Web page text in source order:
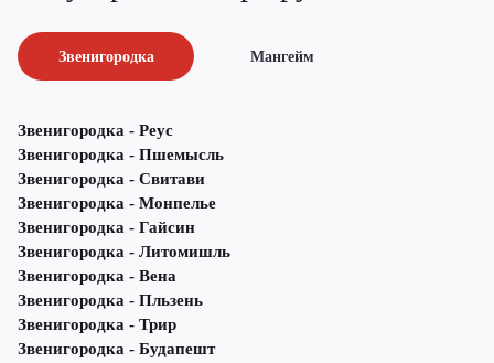
Звенигородка Мангейм
Звенигородка - Реус
Звенигородка - Пшемысль
Звенигородка - Свитави
Звенигородка - Монпелье
Звенигородка - Гайсин
Звенигородка - Литомишль
Звенигородка - Вена
Звенигородка - Пльзень
Звенигородка - Трир
Звенигородка - Будапешт